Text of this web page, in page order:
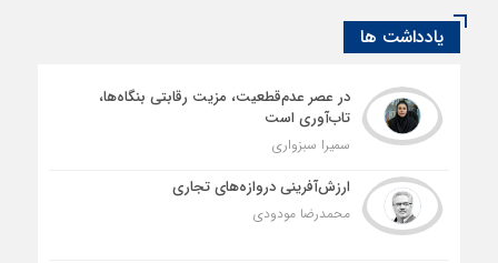
یادداشت ها
در عصر عدم‌قطعیت، مزیت رقابتی بنگاه‌ها،
تاب‌آوری است
سمیرا سبزواری
ارزش‌آفرینی دروازه‌های تجاری
محمدرضا مودودی